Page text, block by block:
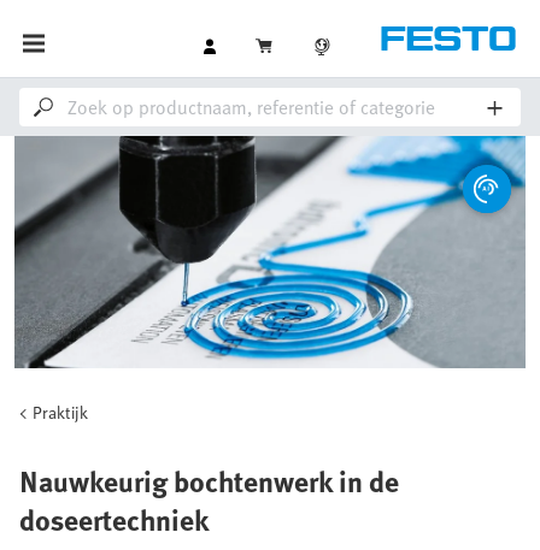
Praktijk
Nauwkeurig bochtenwerk in de
doseertechniek